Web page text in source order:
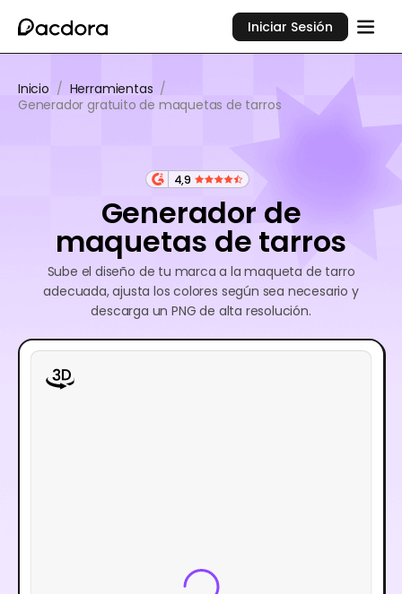
Iniciar Sesión
Inicio / Herramientas /
Generador gratuito de maquetas de tarros
4,9
Generador de
maquetas de tarros
Sube el diseño de tu marca a la maqueta de tarro
adecuada, ajusta los colores según sea necesario y
descarga un PNG de alta resolución.